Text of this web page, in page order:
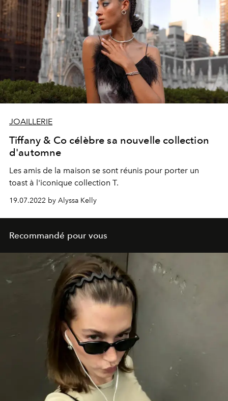
JOAILLERIE
Tiffany & Co célèbre sa nouvelle collection
d'automne
Les amis de la maison se sont réunis pour porter un
toast à l'iconique collection T.
19.07.2022 by Alyssa Kelly
Recommandé pour vous